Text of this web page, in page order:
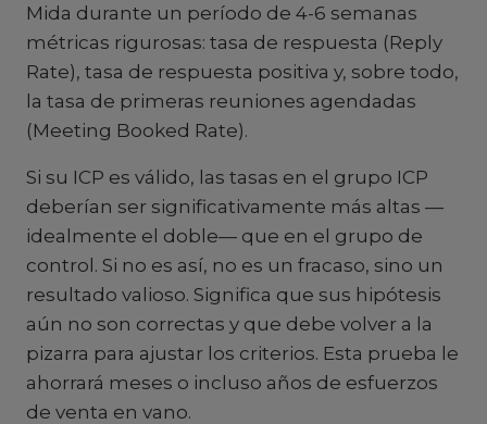
Mida durante un período de 4-6 semanas
métricas rigurosas: tasa de respuesta (Reply
Rate), tasa de respuesta positiva y, sobre todo,
la tasa de primeras reuniones agendadas
(Meeting Booked Rate).
Si su ICP es válido, las tasas en el grupo ICP
deberían ser significativamente más altas —
idealmente el doble— que en el grupo de
control. Si no es así, no es un fracaso, sino un
resultado valioso. Significa que sus hipótesis
aún no son correctas y que debe volver a la
pizarra para ajustar los criterios. Esta prueba le
ahorrará meses o incluso años de esfuerzos
de venta en vano.